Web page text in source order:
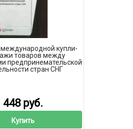
купли-
товаров между
предпринемательской
стран СНГ
448 руб.
Купить